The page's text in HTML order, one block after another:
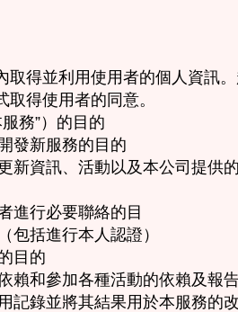
取得並利用使用者的個人資訊
得使用者的同意。
務”）的目的
發新服務的目的
新資訊、活動以及本公司提供
進行必要聯絡的目
包括進行本人認證）
目的
賴和參加各種活動的依賴及報
記錄並將其結果用於本服務的